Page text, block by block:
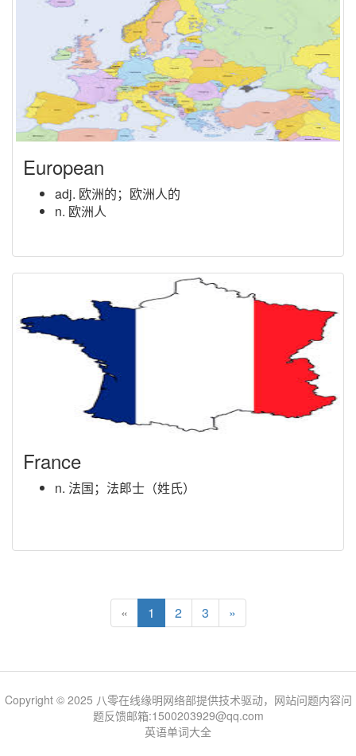
European
adj. 欧洲的；欧洲人的
n. 欧洲人
France
n. 法国；法郎士（姓氏）
« 1 2 3 »
Copyright © 2025 八零在线缘明网络部提供技术驱动，网站问题内容问
题反馈邮箱:1500203929@qq.com
英语单词大全